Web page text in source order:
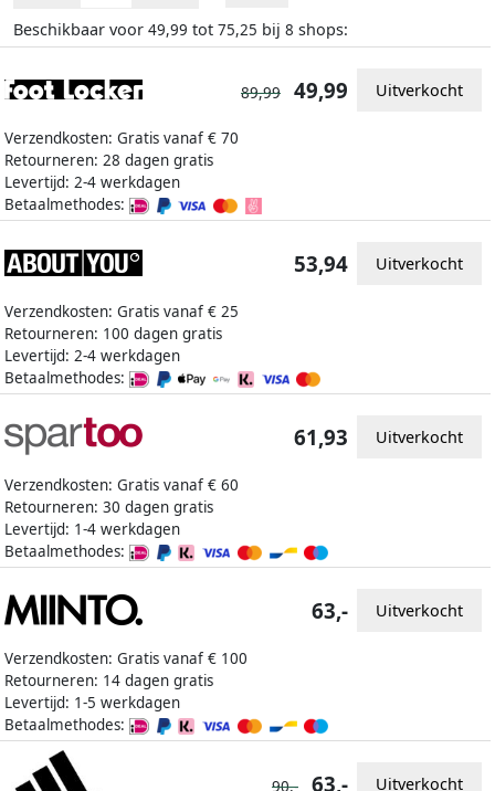
Beschikbaar voor 49,99 tot 75,25 bij 8 shops:
Verzendkosten: Gratis vanaf € 70
Retourneren: 28 dagen gratis
Levertijd: 2-4 werkdagen
Betaalmethodes:
89,99 49,99 Uitverkocht
Verzendkosten: Gratis vanaf € 25
Retourneren: 100 dagen gratis
Levertijd: 2-4 werkdagen
Betaalmethodes:
53,94 Uitverkocht
Verzendkosten: Gratis vanaf € 60
Retourneren: 30 dagen gratis
Levertijd: 1-4 werkdagen
Betaalmethodes:
61,93 Uitverkocht
Verzendkosten: Gratis vanaf € 100
Retourneren: 14 dagen gratis
Levertijd: 1-5 werkdagen
Betaalmethodes:
63,- Uitverkocht
90,- 63,- Uitverkocht